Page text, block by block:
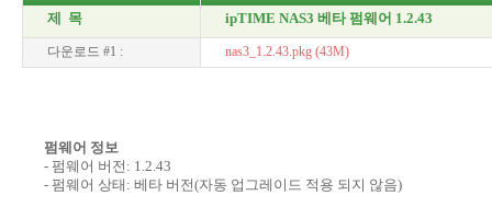
제 목 ipTIME NAS3 베타 펌웨어 1.2.43
다운로드 #1 : nas3_1.2.43.pkg (43M)
펌웨어 정보
- 펌웨어 버전: 1.2.43
- 펌웨어 상태: 베타 버전(자동 업그레이드 적용 되지 않음)